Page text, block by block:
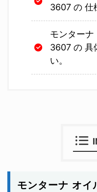
3607 の 仕
モンターナ
3607 の 具
い。
モンターナ オイ